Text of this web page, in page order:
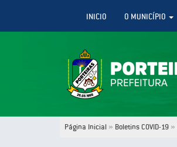
INICIO O MUNICÍPIO
Página Inicial » Boletins COVID-19 »